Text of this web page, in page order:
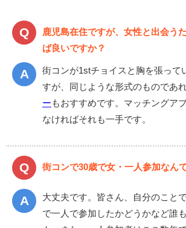
鹿児島在住ですが、女性と出会う
ば良いですか？
街コンが1stチョイスと胸を張って
すが、同じような形式のものであ
ー もおすすめです。マッチングア
なければそれも一手です。
街コンで30歳で女・一人参加なん
大丈夫です。皆さん、自分のこと
で一人で参加したかどうかなど誰